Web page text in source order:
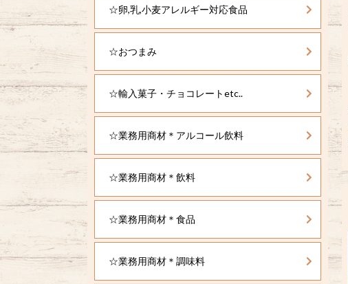
☆卵,乳,小麦アレルギー対応食品
☆おつまみ
☆輸入菓子・チョコレートetc..
☆業務用商材＊アルコール飲料
☆業務用商材＊飲料
☆業務用商材＊食品
☆業務用商材＊調味料